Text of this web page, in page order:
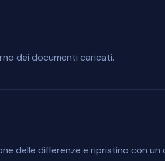
dei documenti caricati.
delle differenze e ripristino con un